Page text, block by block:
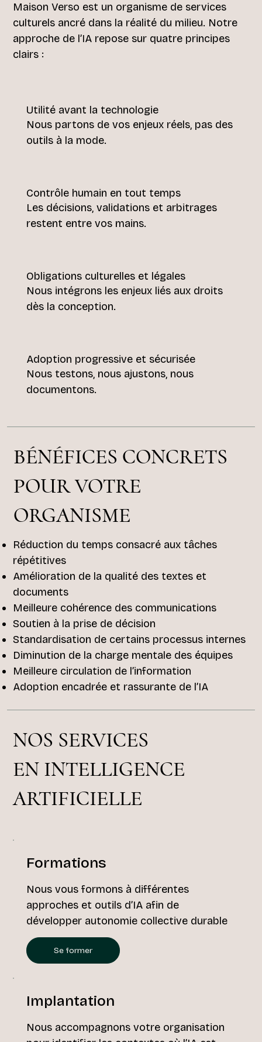
NOS SERVICES
EN INTELLIGENCE
ARTIFICIELLE
Formations
Nous vous formons à différentes
approches et outils d’IA afin de
développer autonomie collective durable
Se former
Implantation
Nous accompagnons votre organisation
Maison Verso est un organisme de services
culturels ancré dans la réalité du milieu. Notre
approche de l’IA repose sur quatre principes
clairs :
Utilité avant la technologie
Nous partons de vos enjeux réels, pas des
outils à la mode.
Contrôle humain en tout temps
Les décisions, validations et arbitrages
restent entre vos mains.
Obligations culturelles et légales
Nous intégrons les enjeux liés aux droits
dès la conception.
Adoption progressive et sécurisée
Nous testons, nous ajustons, nous
documentons.
BÉNÉFICES CONCRETS
POUR VOTRE
ORGANISME
Réduction du temps consacré aux tâches
répétitives
Amélioration de la qualité des textes et
documents
Meilleure cohérence des communications
Soutien à la prise de décision
Standardisation de certains processus internes
Diminution de la charge mentale des équipes
Meilleure circulation de l’information
Adoption encadrée et rassurante de l’IA